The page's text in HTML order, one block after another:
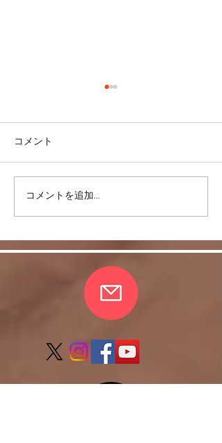
ヒラソル銀座からのお知
らせ/3/13以降の件
コメント
コメントを追加…